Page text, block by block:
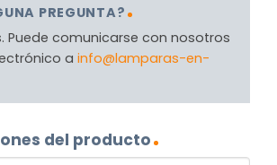
PREGUNTA?
Puede comunicarse con nosotros
a info@lamparas-en-
del producto